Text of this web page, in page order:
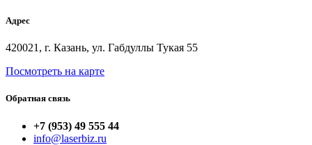
Адрес
420021, г. Казань, ул. Габдуллы Тукая 55
Посмотреть на карте
Обратная связь
+7 (953) 49 555 44
info@laserbiz.ru